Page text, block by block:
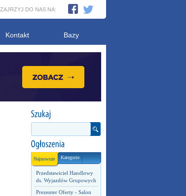
ZAJRZYJ DO NAS NA:
Kontakt Bazy
Najnowsze Kategorie
Przedstawiciel Handlowy
ds. Wyjazdów Grupowych
Prezenter Oferty - Salon